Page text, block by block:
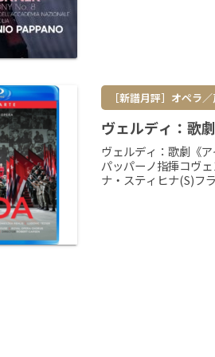
［新譜月評］オペラ
ヴェルディ：歌
ヴェルディ：歌劇《
パッパーノ指揮コヴ
ナ・スティヒナ(S)フ